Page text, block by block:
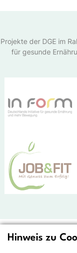
Projekte der DGE im
für gesunde
Hinweis zu